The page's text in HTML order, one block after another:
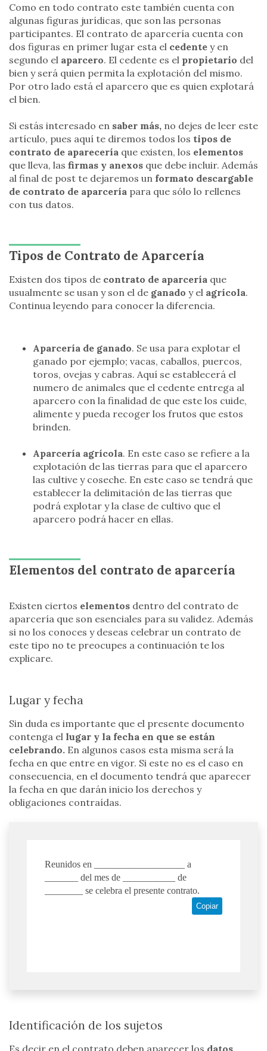
Como en todo contrato este también cuenta con
algunas figuras jurídicas, que son las personas
participantes. El contrato de aparcería cuenta con
dos figuras en primer lugar esta el cedente y en
segundo el aparcero. El cedente es el propietario del
bien y será quien permita la explotación del mismo.
Por otro lado está el aparcero que es quien explotará
el bien.
Si estás interesado en saber más, no dejes de leer este
artículo, pues aquí te diremos todos los tipos de
contrato de aparecería que existen, los elementos
que lleva, las firmas y anexos que debe incluir. Además
al final de post te dejaremos un formato descargable
de contrato de aparcería para que sólo lo rellenes
con tus datos.
Tipos de Contrato de Aparcería
Existen dos tipos de contrato de aparcería que
usualmente se usan y son el de ganado y el agrícola.
Continua leyendo para conocer la diferencia.
Aparcería de ganado. Se usa para explotar el
ganado por ejemplo; vacas, caballos, puercos,
toros, ovejas y cabras. Aquí se establecerá el
numero de animales que el cedente entrega al
aparcero con la finalidad de que este los cuide,
alimente y pueda recoger los frutos que estos
brinden.
Aparcería agrícola. En este caso se refiere a la
explotación de las tierras para que el aparcero
las cultive y coseche. En este caso se tendrá que
establecer la delimitación de las tierras que
podrá explotar y la clase de cultivo que el
aparcero podrá hacer en ellas.
Elementos del contrato de aparcería
Existen ciertos elementos dentro del contrato de
aparcería que son esenciales para su validez. Además
si no los conoces y deseas celebrar un contrato de
este tipo no te preocupes a continuación te los
explicare.
Lugar y fecha
Sin duda es importante que el presente documento
contenga el lugar y la fecha en que se están
celebrando. En algunos casos esta misma será la
fecha en que entre en vigor. Si este no es el caso en
consecuencia, en el documento tendrá que aparecer
la fecha en que darán inicio los derechos y
obligaciones contraídas.
Reunidos en ___________________ a
_______ del mes de ___________ de
________ se celebra el presente contrato.
Copiar
Identificación de los sujetos